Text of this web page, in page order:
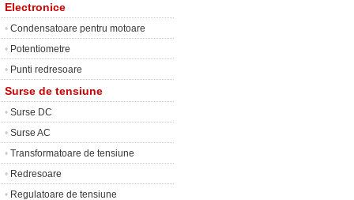
Electronice
• Condensatoare pentru motoare
• Potentiometre
• Punti redresoare
Surse de tensiune
• Surse DC
• Surse AC
• Transformatoare de tensiune
• Redresoare
• Regulatoare de tensiune